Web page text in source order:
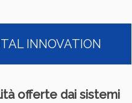
INNOVATION
offerte dai sistemi